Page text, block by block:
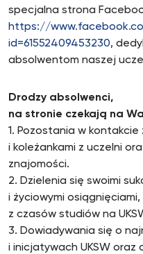
specjalna strona
https://
id=61552409453230,
absolwentom naszej
Drodzy absolwenci,
na stronie czekają na
1. Pozostania w
i koleżankami z uczelni
znajomości.
2. Dzielenia się swoimi
i życiowymi
z czasów studiów na
3. Dowiadywania się o
i inicjatywach UKSW